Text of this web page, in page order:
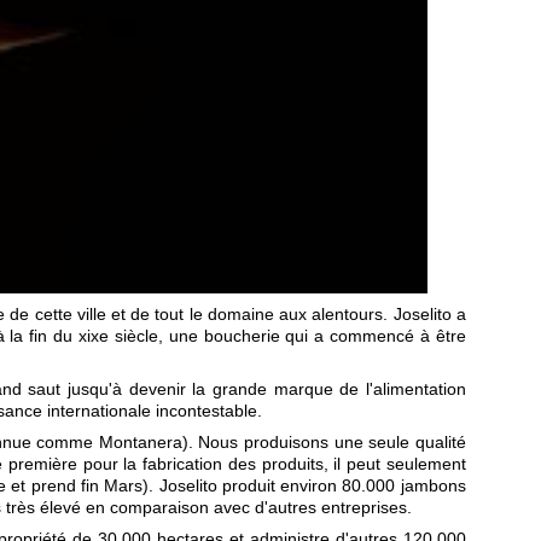
cette ville et de tout le domaine aux alentours. Joselito a
fin du xixe siècle, une boucherie qui a commencé à être
saut jusqu'à devenir la grande marque de l'alimentation
internationale incontestable.
comme Montanera). Nous produisons une seule qualité
pour la fabrication des produits, il peut seulement
prend fin Mars). Joselito produit environ 80.000 jambons
élevé en comparaison avec d'autres entreprises.